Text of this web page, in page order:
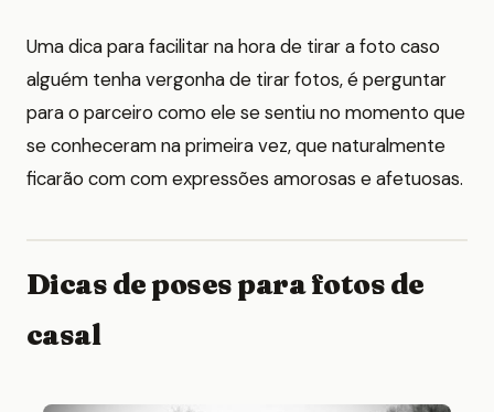
Uma dica para facilitar na hora de tirar a foto caso
alguém tenha vergonha de tirar fotos, é perguntar
para o parceiro como ele se sentiu no momento que
se conheceram na primeira vez, que naturalmente
ficarão com com expressões amorosas e afetuosas.
Dicas de poses para fotos de
casal